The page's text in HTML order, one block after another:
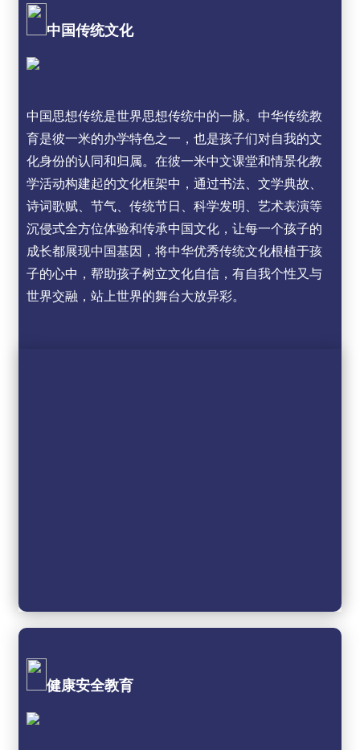
中国传统文化
中国思想传统是世界思想传统中的一脉。中华传统教
育是彼一米的办学特色之一，也是孩子们对自我的文
化身份的认同和归属。在彼一米中文课堂和情景化教
学活动构建起的文化框架中，通过书法、文学典故、
诗词歌赋、节气、传统节日、科学发明、艺术表演等
沉侵式全方位体验和传承中国文化，让每一个孩子的
成长都展现中国基因，将中华优秀传统文化根植于孩
子的心中，帮助孩子树立文化自信，有自我个性又与
世界交融，站上世界的舞台大放异彩。
健康安全教育